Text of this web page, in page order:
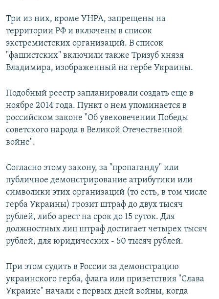
Три из них, кроме УНРА, запрещены на
территории РФ и включены в список
экстремистских организаций. В список
"фашистских" включили также Тризуб князя
Владимира, изображенный на гербе Украины.
Подобный реестр запланировали создать еще в
ноябре 2014 года. Пункт о нем упоминается в
российском законе "Об увековечении Победы
советского народа в Великой Отечественной
войне".
Согласно этому закону, за "пропаганду" или
публичное демонстрирование атрибутики или
символики этих организаций (то есть, в том числе
герба Украины) грозит штраф до двух тысяч
рублей, либо арест на срок до 15 суток. Для
должностных лиц штраф достигает четырех тысяч
рублей, для юридических - 50 тысяч рублей.
При этом судить в России за демонстрацию
украинского герба, флага или приветствия "Слава
Украине" начали с первых дней войны, когда